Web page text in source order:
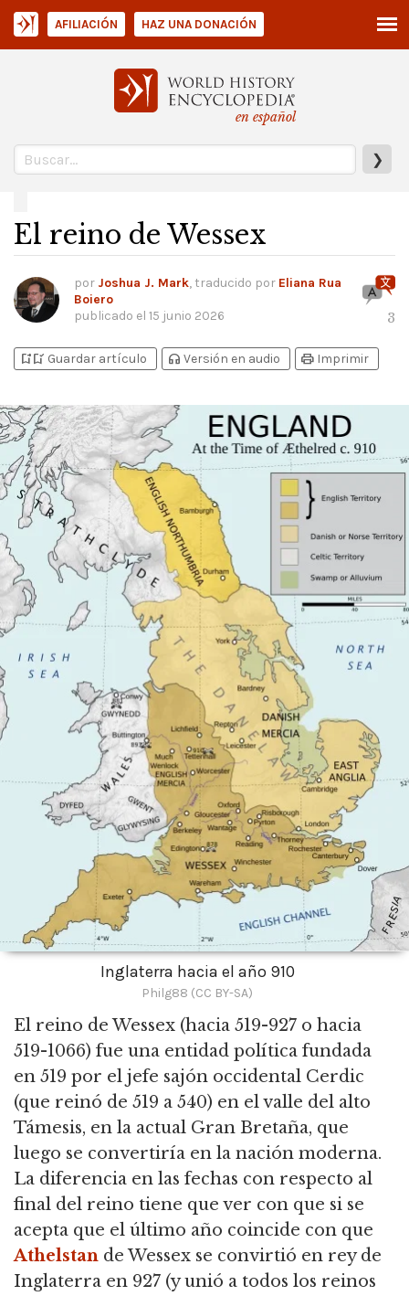
en español
❯
AFILIACIÓN HAZ UNA DONACIÓN
El reino de Wessex
por Joshua J. Mark, traducido por Eliana Rua
Boiero
publicado el 15 junio 2026 3
bookmark_addbookmark_added Guardar artículo headphones Versión en audio print Imprimir
Inglaterra hacia el año 910
Philg88 (CC BY-SA)
El reino de Wessex (hacia 519-927 o hacia
519-1066) fue una entidad política fundada
en 519 por el jefe sajón occidental Cerdic
(que reinó de 519 a 540) en el valle del alto
Támesis, en la actual Gran Bretaña, que
luego se convertiría en la nación moderna.
La diferencia en las fechas con respecto al
final del reino tiene que ver con que si se
acepta que el último año coincide con que
Athelstan de Wessex se convirtió en rey de
Inglaterra en 927 (y unió a todos los reinos